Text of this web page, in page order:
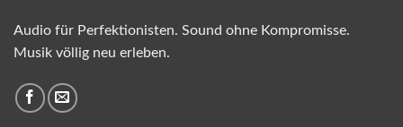
Audio für Perfektionisten. Sound ohne Kompromisse.
Musik völlig neu erleben.